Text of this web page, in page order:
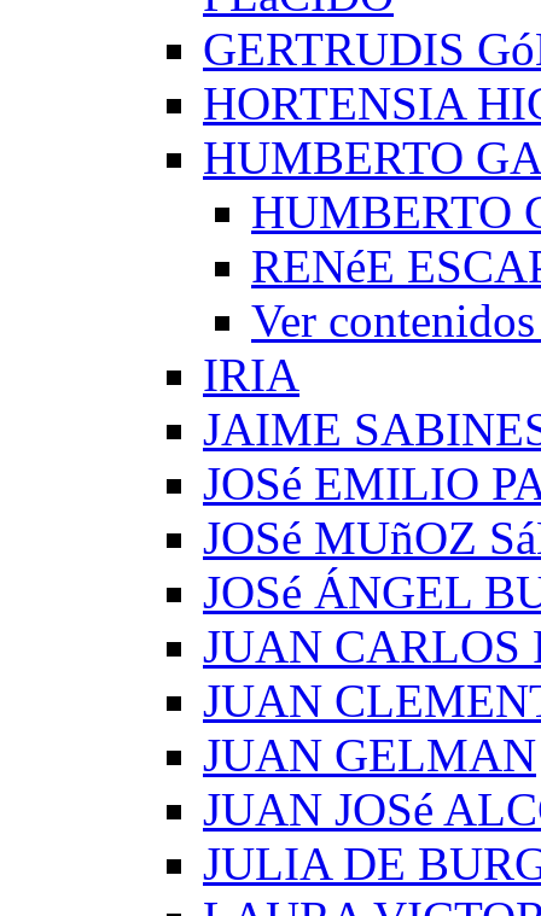
GERTRUDIS
HORTENSIA
HUMBERTO
HUMBERTO
RENéE
Ver
IRIA
JAIME
JOSé EMILIO
JOSé MUñOZ
JOSé ÁNGEL
JUAN CARLOS
JUAN
JUAN GELMAN
JUAN JOSé
JULIA DE